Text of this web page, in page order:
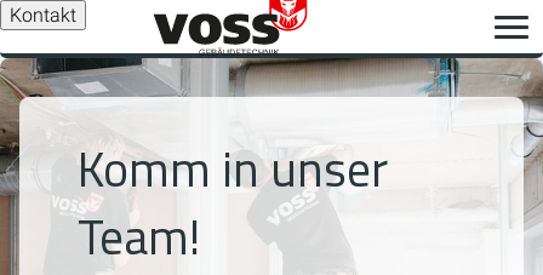
Kontakt
Komm in unser
Team!